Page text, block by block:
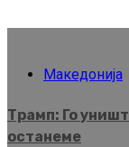
Македонија
Трамп: Го
останеме